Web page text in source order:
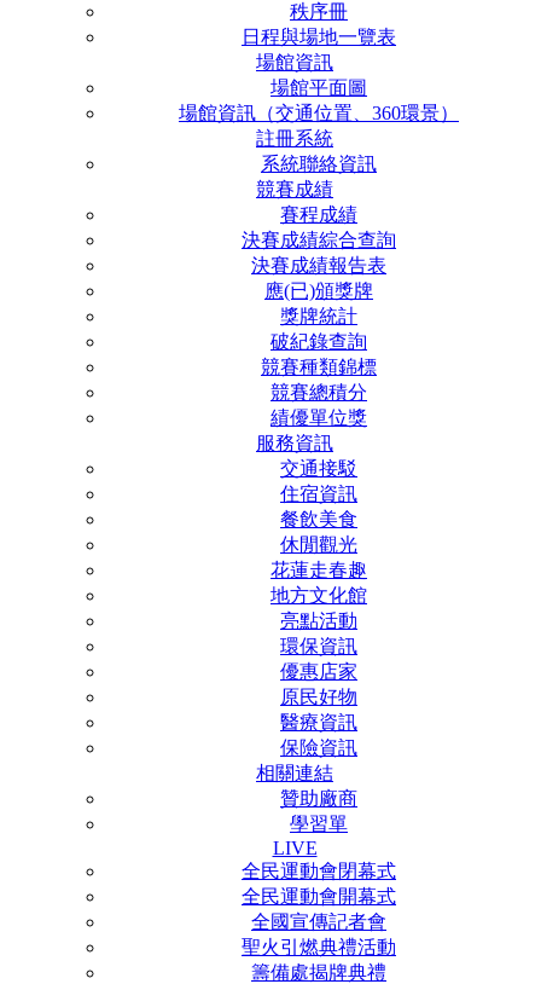
秩序冊
日程與場地一覽表
場館資訊
場館平面圖
場館資訊（交通位置、360環景）
註冊系統
系統聯絡資訊
競賽成績
賽程成績
決賽成績綜合查詢
決賽成績報告表
應(已)頒獎牌
獎牌統計
破紀錄查詢
競賽種類錦標
競賽總積分
績優單位獎
服務資訊
交通接駁
住宿資訊
餐飲美食
休閒觀光
花蓮走春趣
地方文化館
亮點活動
環保資訊
優惠店家
原民好物
醫療資訊
保險資訊
相關連結
贊助廠商
學習單
LIVE
全民運動會閉幕式
全民運動會開幕式
全國宣傳記者會
聖火引燃典禮活動
籌備處揭牌典禮